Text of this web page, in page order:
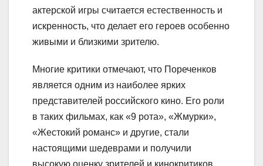
актерской игры считается естественность и
искренность, что делает его героев особенно
живыми и близкими зрителю.
Многие критики отмечают, что Пореченков
является одним из наиболее ярких
представителей российского кино. Его роли
в таких фильмах, как «9 рота», «Жмурки»,
«Жестокий романс» и другие, стали
настоящими шедеврами и получили
высокую оценку зрителей и кинокритиков.